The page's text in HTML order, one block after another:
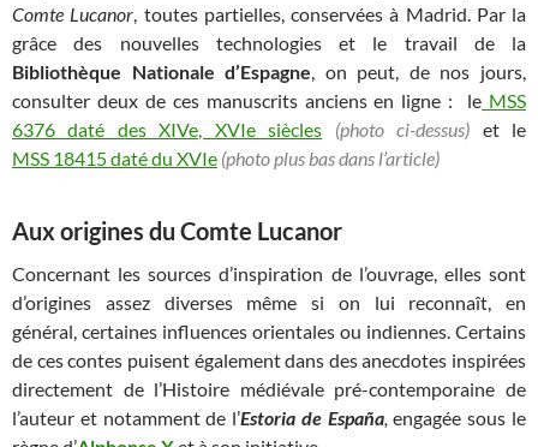
Comte Lucanor, toutes partielles, conservées à Madrid. Par la
grâce des nouvelles technologies et le travail de la
Bibliothèque Nationale d’Espagne, on peut, de nos jours,
consulter deux de ces manuscrits anciens en ligne : le MSS
6376 daté des XIVe, XVIe siècles
(photo ci-dessus) et le
MSS 18415 daté du XVIe (photo plus bas dans l’article)
Aux origines du Comte Lucanor
Concernant les sources d’inspiration de l’ouvrage, elles sont
d’origines assez diverses même si on lui reconnaît, en
général, certaines influences orientales ou indiennes. Certains
de ces contes puisent également dans des anecdotes inspirées
directement de l’Histoire médiévale pré-contemporaine de
l’auteur et notamment de l’Estoria de España, engagée sous le